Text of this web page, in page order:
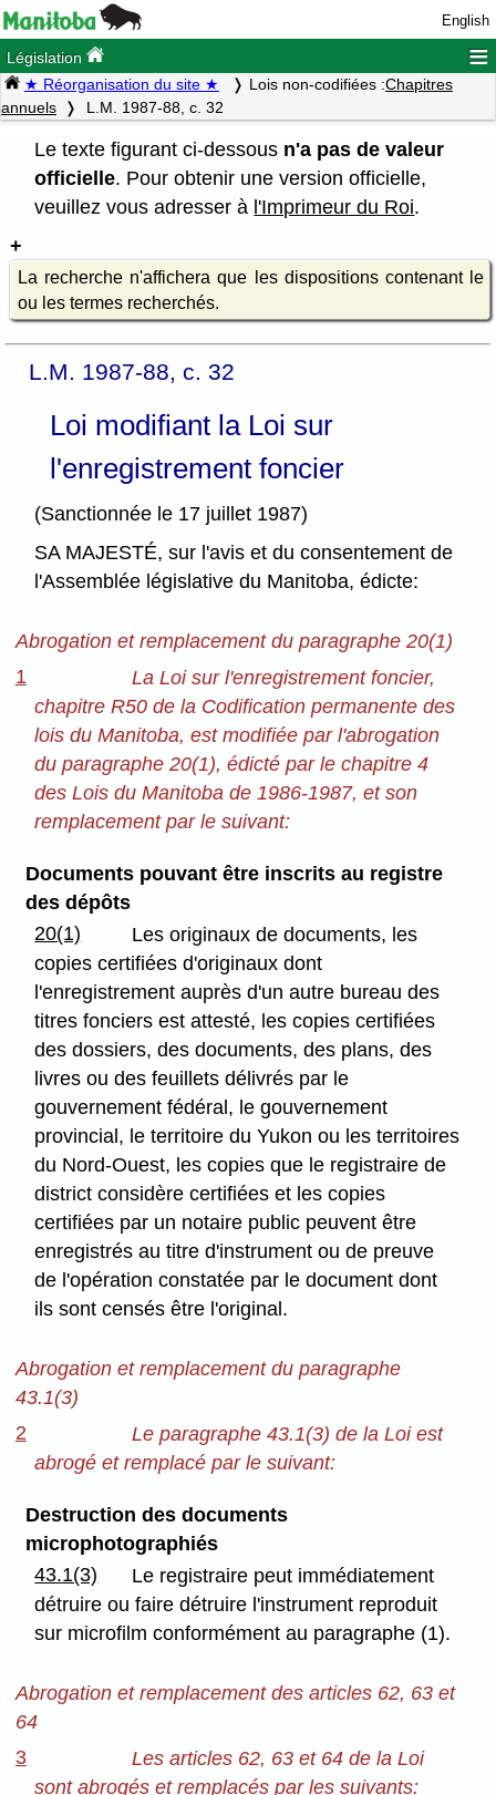
English
Législation ≡
★ Réorganisation du site ★ Lois non-codifiées :Chapitres
annuels
L.M. 1987-88, c. 32
Le texte figurant ci-dessous n'a pas de valeur
officielle. Pour obtenir une version officielle,
veuillez vous adresser à l'Imprimeur du Roi.
La recherche n'affichera que les dispositions contenant le
ou les termes recherchés.
L.M. 1987-88, c. 32
Loi modifiant la Loi sur
l'enregistrement foncier
(Sanctionnée le 17 juillet 1987)
SA MAJESTÉ, sur l'avis et du consentement de
l'Assemblée législative du Manitoba, édicte:
Abrogation et remplacement du paragraphe 20(1)
1
La Loi sur l'enregistrement foncier,
chapitre R50 de la Codification permanente des
lois du Manitoba, est modifiée par l'abrogation
du paragraphe 20(1), édicté par le chapitre 4
des Lois du Manitoba de 1986-1987, et son
remplacement par le suivant:
Documents pouvant être inscrits au registre
des dépôts
20(1)
Les originaux de documents, les
copies certifiées d'originaux dont
l'enregistrement auprès d'un autre bureau des
titres fonciers est attesté, les copies certifiées
des dossiers, des documents, des plans, des
livres ou des feuillets délivrés par le
gouvernement fédéral, le gouvernement
provincial, le territoire du Yukon ou les territoires
du Nord-Ouest, les copies que le registraire de
district considère certifiées et les copies
certifiées par un notaire public peuvent être
enregistrés au titre d'instrument ou de preuve
de l'opération constatée par le document dont
ils sont censés être l'original.
Abrogation et remplacement du paragraphe
43.1(3)
2
Le paragraphe 43.1(3) de la Loi est
abrogé et remplacé par le suivant:
Destruction des documents
microphotographiés
43.1(3)
Le registraire peut immédiatement
détruire ou faire détruire l'instrument reproduit
sur microfilm conformément au paragraphe (1).
Abrogation et remplacement des articles 62, 63 et
64
3
Les articles 62, 63 et 64 de la Loi
sont abrogés et remplacés par les suivants: